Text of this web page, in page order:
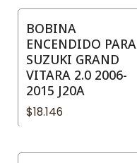
BOBINA
ENCENDIDO PARA
SUZUKI GRAND
VITARA 2.0 2006-
2015 J20A
$18.146